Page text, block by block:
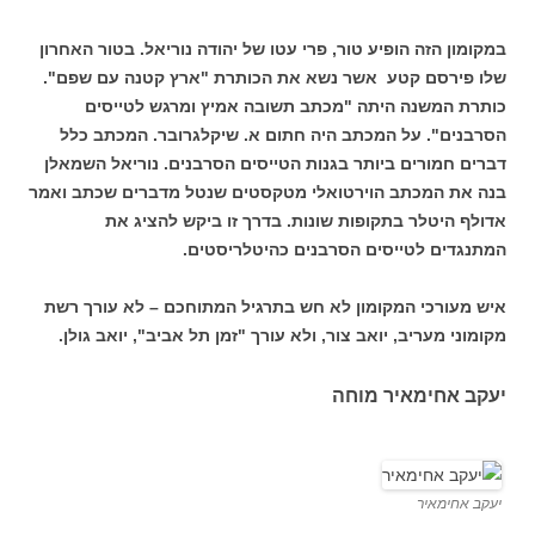
במקומון הזה הופיע טור, פרי עטו של יהודה נוריאל. בטור האחרון
שלו פירסם קטע אשר נשא את הכותרת "ארץ קטנה עם שפם".
כותרת המשנה היתה "מכתב תשובה אמיץ ומרגש לטייסים
הסרבנים". על המכתב היה חתום א. שיקלגרובר. המכתב כלל
דברים חמורים ביותר בגנות הטייסים הסרבנים. נוריאל השמאלן
בנה את המכתב הוירטואלי מטקסטים שנטל מדברים שכתב ואמר
אדולף היטלר בתקופות שונות. בדרך זו ביקש להציג את
המתנגדים לטייסים הסרבנים כהיטלריסטים.
איש מעורכי המקומון לא חש בתרגיל המתוחכם – לא עורך רשת
מקומוני מעריב, יואב צור, ולא עורך "זמן תל אביב", יואב גולן.
יעקב אחימאיר מוחה
יעקב אחימאיר